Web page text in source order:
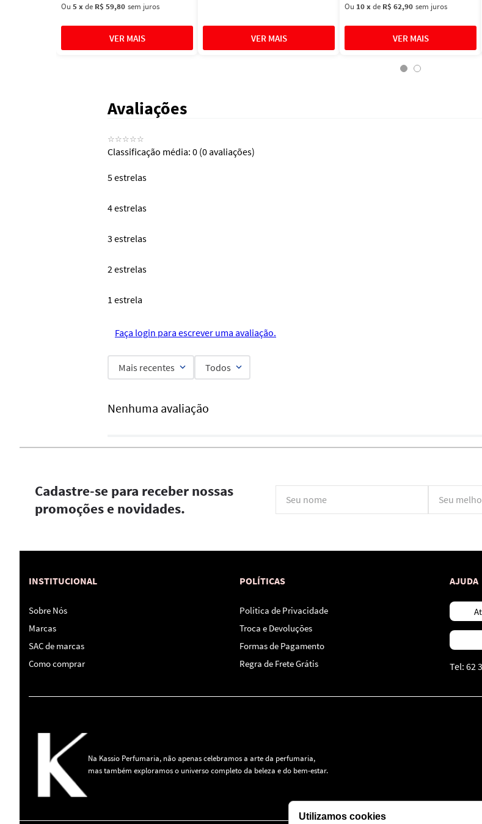
Ou 5xde R$ 59,80 sem juros Ou 10xde R$ 62,90 sem juros
Avaliações
☆☆☆☆☆
Classificação média: 0 (0 avaliações)
5 estrelas
4 estrelas
3 estrelas
2 estrelas
1 estrela
Faça login para escrever uma avaliação.
Mais recentes Todos
Nenhuma avaliação
Cadastre-se para receber nossas
promoções e novidades.
INSTITUCIONAL
Sobre Nós
Marcas
SAC de marcas
Como comprar
POLÍTICAS
Política de Privacidade
Troca e Devoluções
Formas de Pagamento
Regra de Frete Grátis
AJUDA
Tel: 62
Na Kassio Perfumaria, não apenas celebramos a arte da perfumaria,
mas também exploramos o universo completo da beleza e do bem-estar.
Utilizamos cookies